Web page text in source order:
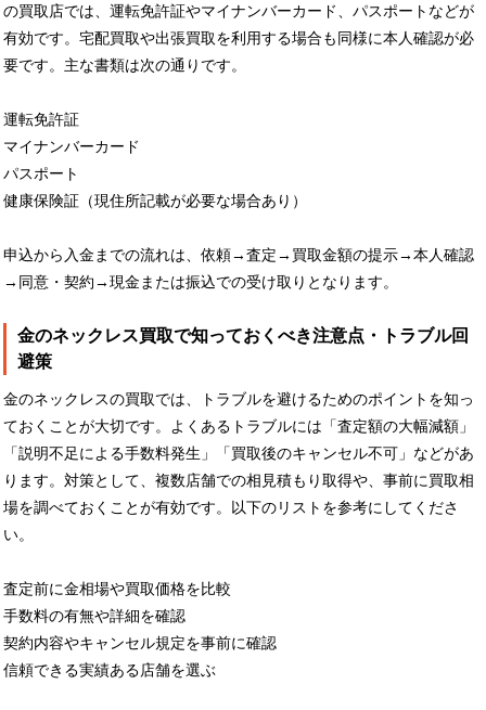
の買取店では、運転免許証やマイナンバーカード、パスポートなどが
有効です。宅配買取や出張買取を利用する場合も同様に本人確認が必
要です。主な書類は次の通りです。
運転免許証
マイナンバーカード
パスポート
健康保険証（現住所記載が必要な場合あり）
申込から入金までの流れは、依頼→査定→買取金額の提示→本人確認
→同意・契約→現金または振込での受け取りとなります。
金のネックレス買取で知っておくべき注意点・トラブル回
避策
金のネックレスの買取では、トラブルを避けるためのポイントを知っ
ておくことが大切です。よくあるトラブルには「査定額の大幅減額」
「説明不足による手数料発生」「買取後のキャンセル不可」などがあ
ります。対策として、複数店舗での相見積もり取得や、事前に買取相
場を調べておくことが有効です。以下のリストを参考にしてくださ
い。
査定前に金相場や買取価格を比較
手数料の有無や詳細を確認
契約内容やキャンセル規定を事前に確認
信頼できる実績ある店舗を選ぶ